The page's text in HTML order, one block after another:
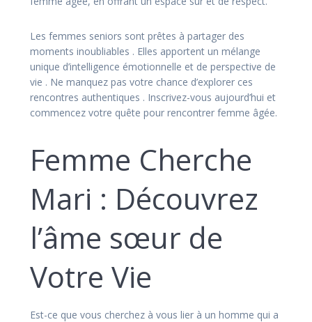
Les femmes seniors sont prêtes à partager des
moments inoubliables . Elles apportent un mélange
unique d’intelligence émotionnelle et de perspective de
vie . Ne manquez pas votre chance d’explorer ces
rencontres authentiques . Inscrivez-vous aujourd’hui et
commencez votre quête pour rencontrer femme âgée.
Femme Cherche
Mari : Découvrez
l’âme sœur de
Votre Vie
Est-ce que vous cherchez à vous lier à un homme qui a